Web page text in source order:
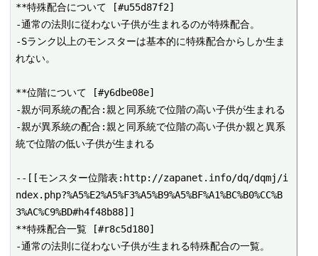
**特殊配合について [#u55d87f2]
-通常の法則に従わない子供が生まれるのが特殊配合。
-Sランク以上のモンスターは基本的に特殊配合からしか生ま
れない。
**位階について [#y6dbe08e]
-親が同系統の配合:親と同系統で位階の高い子供が生まれる
-親が異系統の配合:親と同系統で位階の高い子供か親と異系
統で位階の低い子供が生まれる
--[[モンスター位階表:http://zapanet.info/dq/dqmj/i
ndex.php?%A5%E2%A5%F3%A5%B9%A5%BF%A1%BC%B0%CC%B
3%AC%C9%BD#h4f48b88]]
**特殊配合一覧 [#r8c5d180]
-通常の法則に従わない子供が生まれる特殊配合の一覧。